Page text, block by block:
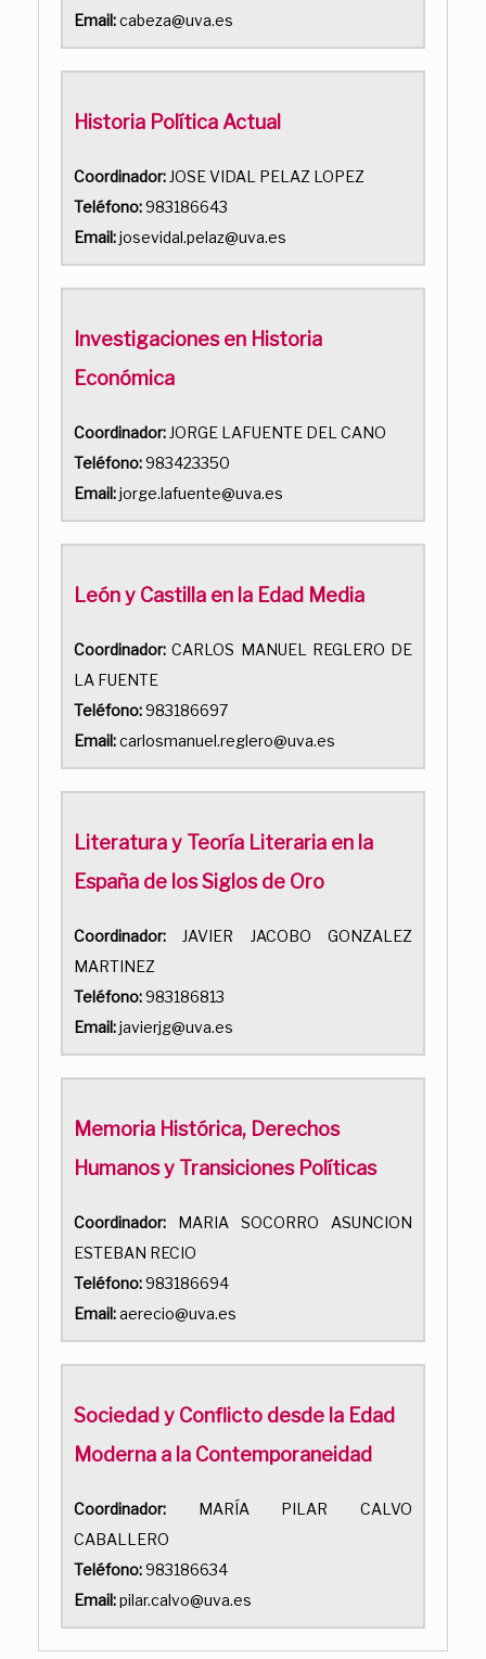
Email:cabeza@uva.es
Historia Política Actual
Coordinador: JOSE VIDAL PELAZ LOPEZ
Teléfono:983186643
Email:josevidal.pelaz@uva.es
Investigaciones en Historia
Económica
Coordinador: JORGE LAFUENTE DEL CANO
Teléfono:983423350
Email:jorge.lafuente@uva.es
León y Castilla en la Edad Media
Coordinador: CARLOS MANUEL REGLERO DE
LA FUENTE
Teléfono:983186697
Email:carlosmanuel.reglero@uva.es
Literatura y Teoría Literaria en la
España de los Siglos de Oro
Coordinador: JAVIER JACOBO GONZALEZ
MARTINEZ
Teléfono:983186813
Email:javierjg@uva.es
Memoria Histórica, Derechos
Humanos y Transiciones Políticas
Coordinador: MARIA SOCORRO ASUNCION
ESTEBAN RECIO
Teléfono:983186694
Email:aerecio@uva.es
Sociedad y Conflicto desde la Edad
Moderna a la Contemporaneidad
Coordinador: MARÍA PILAR CALVO
CABALLERO
Teléfono:983186634
Email:pilar.calvo@uva.es